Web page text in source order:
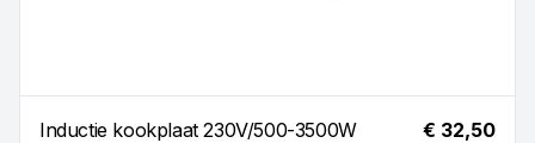
Inductie kookplaat 230V/500-3500W € 32,50